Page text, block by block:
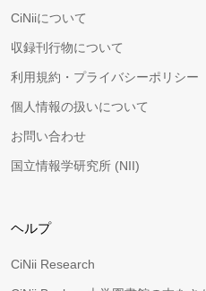
CiNiiについて
収録刊行物について
利用規約・プライバシーポリシー
個人情報の扱いについて
お問い合わせ
国立情報学研究所 (NII)
ヘルプ
CiNii Research